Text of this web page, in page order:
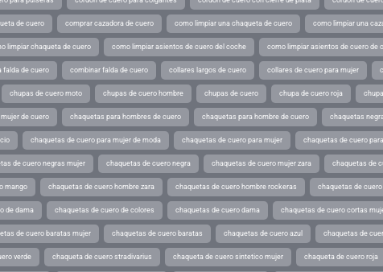
de cuero comprar cazadora de cuero como limpiar una chaqueta de cuero como limpiar una
limpiar chaqueta de cuero como limpiar asientos de cuero del coche como limpiar asientos de cuero de
falda de cuero combinar falda de cuero collares largos de cuero collares de cuero para mujer
chupas de cuero moto chupas de cuero hombre chupas de cuero chupa de cuero roja
de cuero chaquetas para hombres de cuero chaquetas para hombre de cuero chaquetas
chaquetas de cuero para mujer de moda chaquetas de cuero para mujer chaquetas de cuero
de cuero negras mujer chaquetas de cuero negra chaquetas de cuero mujer zara chaquetas de
mango chaquetas de cuero hombre zara chaquetas de cuero hombre rockeras chaquetas de
de dama chaquetas de cuero de colores chaquetas de cuero dama chaquetas de cuero cortas
de cuero baratas mujer chaquetas de cuero baratas chaquetas de cuero azul chaquetas de
verde chaqueta de cuero stradivarius chaqueta de cuero sintetico mujer chaqueta de cuero roja